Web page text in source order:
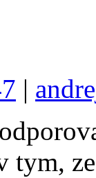
|
tym,